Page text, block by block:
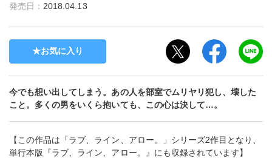
発売日： 2018.04.13
お気に入り
今でも想い出してしまう。あの人を部室でムリヤリ犯し、壊した
こと。多くの男をいくら抱いても、この心は決して…。
【この作品は「ラブ、ライン、アロー。」シリーズ2作目となり、
単行本版『ラブ、ライン、アロー。』にも収録されています】